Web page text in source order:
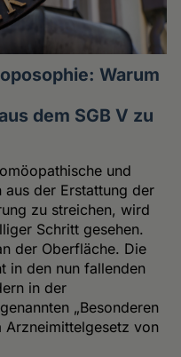
Warum
dem SGB V zu
und
der Erstattung der
zu streichen, wird
Schritt gesehen.
der Oberfläche. Die
in den nun fallenden
in der
„Besonderen
Arzneimittelgesetz von